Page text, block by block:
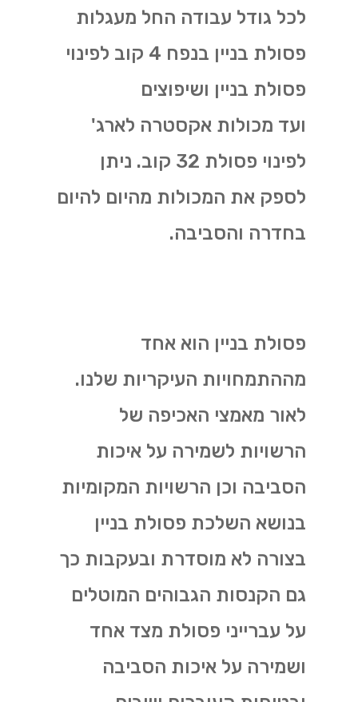
לכל גודל עבודה החל מעגלות
פסולת בניין בנפח 4 קוב לפינוי
פסולת בניין ושיפוצים
ועד מכולות אקסטרה לארג'
לפינוי פסולת 32 קוב. ניתן
לספק את המכולות מהיום להיום
בחדרה והסביבה.
פסולת בניין הוא אחד
מההתמחויות העיקריות שלנו.
לאור מאמצי האכיפה של
הרשויות לשמירה על איכות
הסביבה וכן הרשויות המקומיות
בנושא השלכת פסולת בניין
בצורה לא מוסדרת ובעקבות כך
גם הקנסות הגבוהים המוטלים
על עברייני פסולת מצד אחד
ושמירה על איכות הסביבה